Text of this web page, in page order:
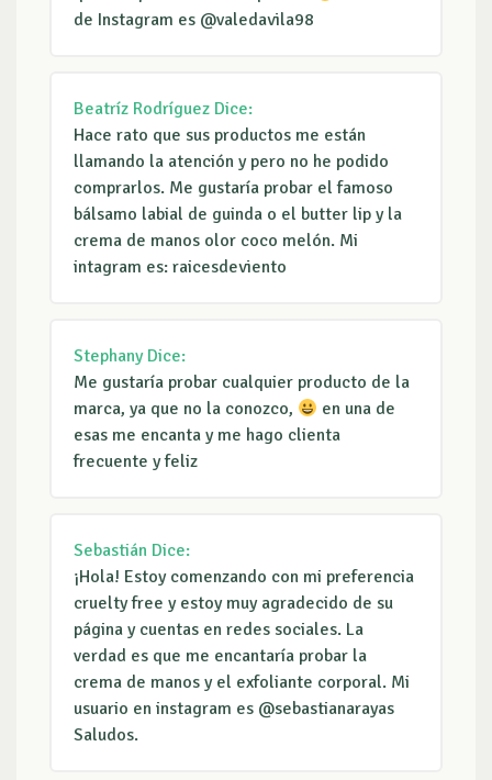
de Instagram es @valedavila98
Beatríz Rodríguez Dice:
Hace rato que sus productos me están
llamando la atención y pero no he podido
comprarlos. Me gustaría probar el famoso
bálsamo labial de guinda o el butter lip y la
crema de manos olor coco melón. Mi
intagram es: raicesdeviento
StephanyDice:
Me gustaría probar cualquier producto de la
marca, ya que no la conozco,
en una de
esas me encanta y me hago clienta
frecuente y feliz
Sebastián Dice:
¡Hola! Estoy comenzando con mi preferencia
cruelty free y estoy muy agradecido de su
página y cuentas en redes sociales. La
verdad es que me encantaría probar la
crema de manos y el exfoliante corporal. Mi
usuario en instagram es @sebastianarayas
Saludos.